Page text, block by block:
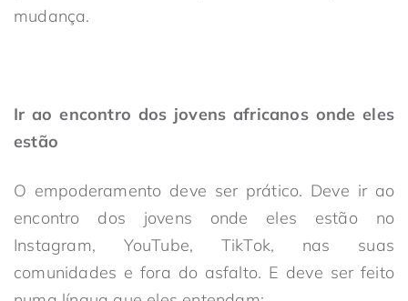
mudança.
Ir ao encontro dos jovens africanos onde eles
estão
O empoderamento deve ser prático. Deve ir ao
encontro dos jovens onde eles estão no
Instagram, YouTube, TikTok, nas suas
comunidades e fora do asfalto. E deve ser feito